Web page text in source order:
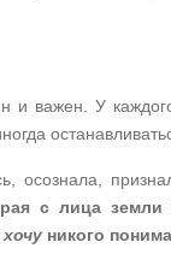
и важен. У
осознала,
с лица
хочу никого